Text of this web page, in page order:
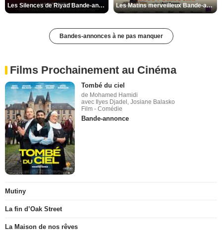
Les Silences de Riyad Bande-annonce VO STFR Les Matins merveilleux Bande-annonce VF
Bandes-annonces à ne pas manquer
Films Prochainement au Cinéma
Tombé du ciel
de Mohamed Hamidi
avec Ilyes Djadel, Josiane Balasko
Film - Comédie
Bande-annonce
Mutiny
La fin d’Oak Street
La Maison de nos rêves